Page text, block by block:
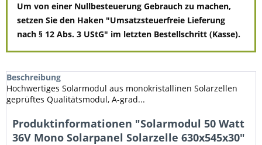
Um von einer Nullbesteuerung Gebrauch zu machen,
setzen Sie den Haken "Umsatzsteuerfreie Lieferung
nach § 12 Abs. 3 UStG" im letzten Bestellschritt (Kasse).
Beschreibung
Hochwertiges Solarmodul aus monokristallinen Solarzellen
geprüftes Qualitätsmodul, A-grad...
Produktinformationen "Solarmodul 50 Watt
36V Mono Solarpanel Solarzelle 630x545x30"